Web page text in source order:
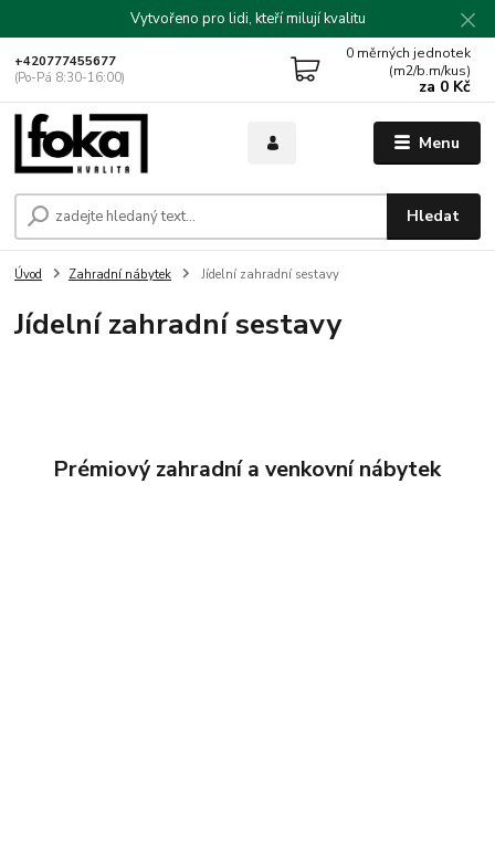
Vytvořeno pro lidi, kteří milují kvalitu
Menu
Hledat
+420777455677
(Po-Pá 8:30-16:00)
0 měrných jednotek
(m2/b.m/kus)
za 0 Kč
Úvod Zahradní nábytek Jídelní zahradní sestavy
Jídelní zahradní sestavy
Prémiový zahradní a venkovní nábytek